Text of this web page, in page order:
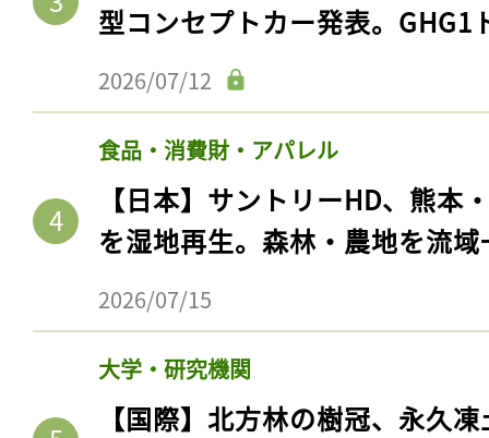
型コンセプトカー発表。GHG1
2026/07/12
食品・消費財・アパレル
【日本】サントリーHD、熊本
を湿地再生。森林・農地を流
2026/07/15
大学・研究機関
【国際】北方林の樹冠、永久
記事をお気に入りに
ログインが必